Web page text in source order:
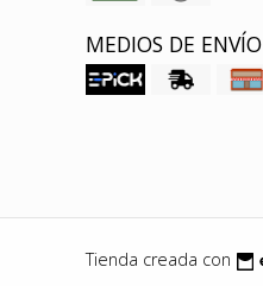
MEDIOS DE ENVÍO
Tienda creada con